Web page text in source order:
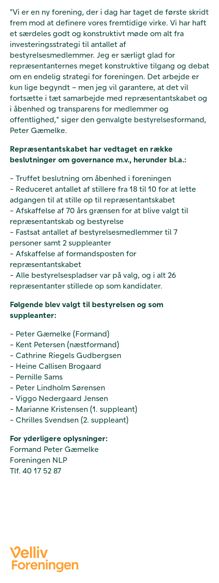
”Vi er en ny forening, der i dag har taget de første skridt
frem mod at definere vores fremtidige virke. Vi har haft
et særdeles godt og konstruktivt møde om alt fra
investeringsstrategi til antallet af
bestyrelsesmedlemmer. Jeg er særligt glad for
repræsentanternes meget konstruktive tilgang og debat
om en endelig strategi for foreningen. Det arbejde er
kun lige begyndt – men jeg vil garantere, at det vil
fortsætte i tæt samarbejde med repræsentantskabet og
i åbenhed og transparens for medlemmer og
offentlighed,” siger den genvalgte bestyrelsesformand,
Peter Gæmelke.
Repræsentantskabet har vedtaget en række
beslutninger om governance m.v., herunder bl.a.:
- Truffet beslutning om åbenhed i foreningen
- Reduceret antallet af stillere fra 18 til 10 for at lette
adgangen til at stille op til repræsentantskabet
- Afskaffelse af 70 års grænsen for at blive valgt til
repræsentantskab og bestyrelse
- Fastsat antallet af bestyrelsesmedlemmer til 7
personer samt 2 suppleanter
- Afskaffelse af formandsposten for
repræsentantskabet
- Alle bestyrelsespladser var på valg, og i alt 26
repræsentanter stillede op som kandidater.
Følgende blev valgt til bestyrelsen og som
suppleanter:
- Peter Gæmelke (Formand)
- Kent Petersen (næstformand)
- Cathrine Riegels Gudbergsen
- Heine Callisen Brogaard
- Pernille Sams
- Peter Lindholm Sørensen
- Viggo Nedergaard Jensen
- Marianne Kristensen (1. suppleant)
- Chrilles Svendsen (2. suppleant)
For yderligere oplysninger:
Formand Peter Gæmelke
Foreningen NLP
Tlf. 40 17 52 87